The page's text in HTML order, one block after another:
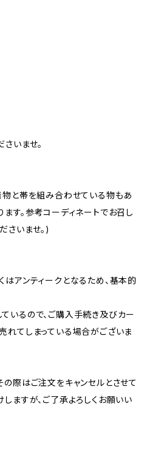
いませ。
と帯を組み合わせている物もあ
す。参考コーディネートでお召し
さいませ。)
はアンティークとなるため、基本的
いるので、ご購入手続き及びカー
れてしまっている場合がございま
の際はご注文をキャンセルとさせて
ますが、ご了承よろしくお願いい